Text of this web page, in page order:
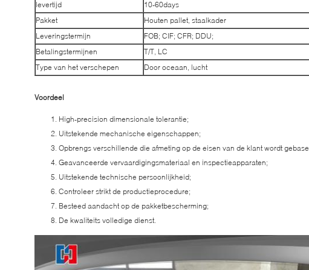
levertijd
10-60days
Pakket
Houten pallet, staalkader
Leveringstermijn
FOB; CIF; CFR; DDU;
Betalingstermijnen
T/T, LC
Type van het verschepen
Door oceaan, lucht
Voordeel
High-precision dimensionale tolerantie;
Uitstekende mechanische eigenschappen;
Opbrengs verschillende die afmeting op de eisen van de klant wordt
Geavanceerde vervaardigingsmateriaal en inspectieapparaten;
Uitstekende technische persoonlijkheid;
Controleer strikt de productieprocedure;
Besteed aandacht op de pakketbescherming;
De kwaliteits volledige dienst.